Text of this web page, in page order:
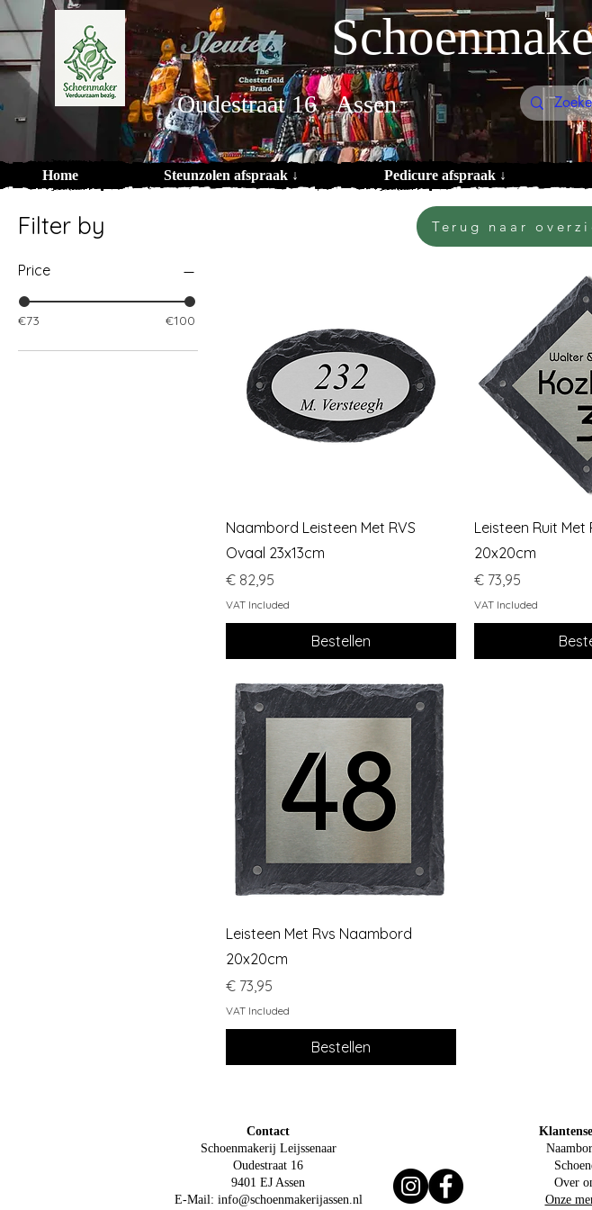
Oudestraat 16 Assen
Home Steunzolen afspraak ↓ Pedicure afspraak ↓
Filter by
Price
€73 €100
Quick View
Naambord Leisteen Met RVS
Ovaal 23x13cm
Price
€ 82,95
VAT Included
Bestellen
Leisteen Ruit
20x20cm
Price
€ 73,95
VAT Included
Quick View
Leisteen Met Rvs Naambord
20x20cm
Price
€ 73,95
VAT Included
Bestellen
Terug naar
Contact
Schoenmakerij Leijssenaar
Oudestraat 16
9401 EJ Assen
E-Mail: info@schoenmakerijassen.nl
Over
Onze